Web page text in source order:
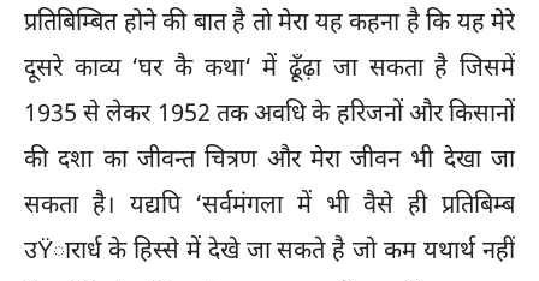
प्रतिबिम्बित होने की बात है तो मेरा यह कहना है कि यह मेरे
दूसरे काव्य ‘घर कै कथा‘ में ढूँढ़ा जा सकता है जिसमें
1935 से लेकर 1952 तक अवधि के हरिजनों और किसानों
की दशा का जीवन्त चित्रण और मेरा जीवन भी देखा जा
सकता है। यद्यपि ‘सर्वमंगला में भी वैसे ही प्रतिबिम्ब
उŸारार्ध के हिस्से में देखे जा सकते है जो कम यथार्थ नहीं